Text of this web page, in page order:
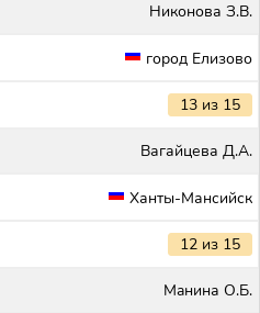
Никонова З.В.
город Елизово
13 из 15
Вагайцева Д.А.
Ханты-Мансийск
12 из 15
Maнина О.Б.